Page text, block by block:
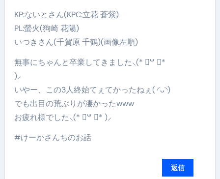
KP:ないとさん(KPC:立花 蒼紫)
PL:螢火(狗崎 花陽)
いつきさん(千賀原 千鶴)(画像左順)
無事にちゃんと卒業してきました⸜(* ॑꒳ ॑*
)⸝
いやー、この3人終始てぇてかったねぇ( ◜ᴗ◝)
でも出目の荒ぶりが凄かったwww
お疲れ様でした⸜(* ॑꒳ ॑* )⸝
#けーかさんちのお話
返信